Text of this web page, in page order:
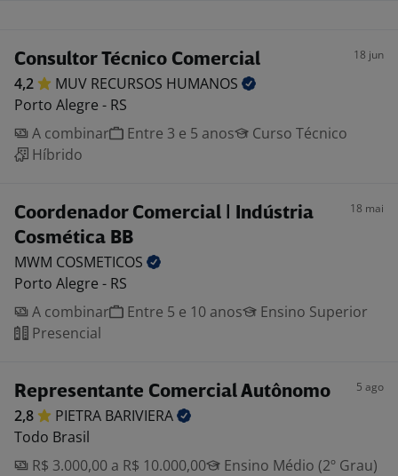
Consultor Técnico Comercial 18 jun
4,2 MUV RECURSOS HUMANOS
Porto Alegre - RS
A combinar
Entre 3 e 5 anos
Curso Técnico
Híbrido
Coordenador Comercial | Indústria
Cosmética BB
18 mai
MWM COSMETICOS
Porto Alegre - RS
A combinar
Entre 5 e 10 anos
Ensino Superior
Presencial
Representante Comercial Autônomo 5 ago
2,8 PIETRA BARIVIERA
Todo Brasil
R$ 3.000,00 a R$ 10.000,00
Ensino Médio (2º Grau)